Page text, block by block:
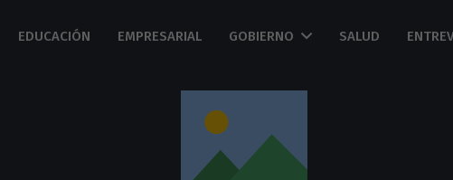
EDUCACIÓN EMPRESARIAL GOBIERNO SALUD